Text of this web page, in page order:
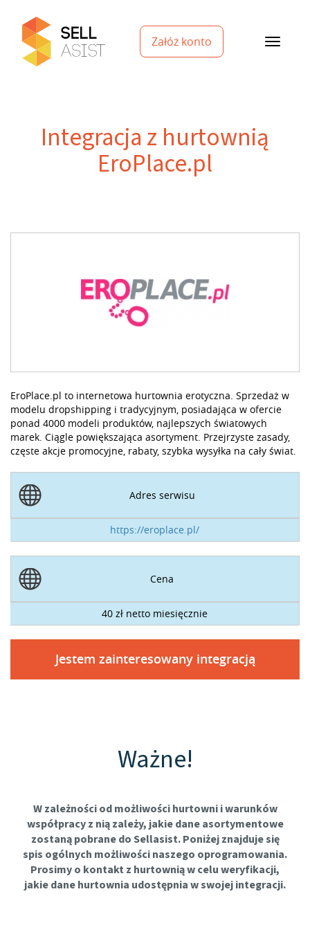
Załóż konto
Integracja z hurtownią
EroPlace.pl
EroPlace.pl to internetowa hurtownia erotyczna. Sprzedaż w
modelu dropshipping i tradycyjnym, posiadająca w ofercie
ponad 4000 modeli produktów, najlepszych światowych
marek. Ciągle powiększająca asortyment. Przejrzyste zasady,
częste akcje promocyjne, rabaty, szybka wysyłka na cały świat.
Adres serwisu
https://eroplace.pl/
Cena
40 zł netto miesięcznie
Jestem zainteresowany integracją
Ważne!
W zależności od możliwości hurtowni i warunków
współpracy z nią zależy, jakie dane asortymentowe
zostaną pobrane do Sellasist. Poniżej znajduje się
spis ogólnych możliwości naszego oprogramowania.
Prosimy o kontakt z hurtownią w celu weryfikacji,
jakie dane hurtownia udostępnia w swojej integracji.